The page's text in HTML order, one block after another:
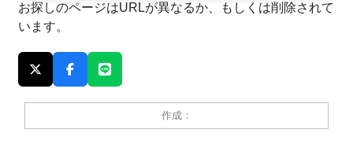
お探しのページはURLが異なるか、もしくは削除されて
います。
作成：